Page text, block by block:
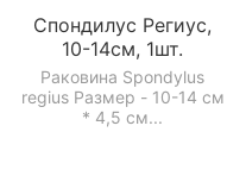
Спондилус Региус,
10-14см, 1шт.
Раковина Spondylus
regius Размер - 10-14 см
* 4,5 см...